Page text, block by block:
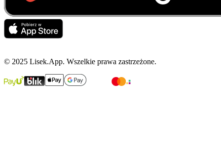
© 2025 Lisek.App. Wszelkie prawa zastrzeżone.